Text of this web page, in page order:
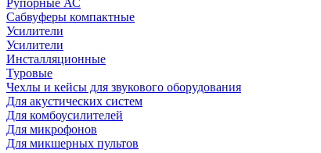
Рупорные АС
Сабвуферы компактные
Усилители
Усилители
Инсталляционные
Туровые
Чехлы и кейсы для звукового оборудования
Для акустических систем
Для комбоусилителей
Для микрофонов
Для микшерных пультов